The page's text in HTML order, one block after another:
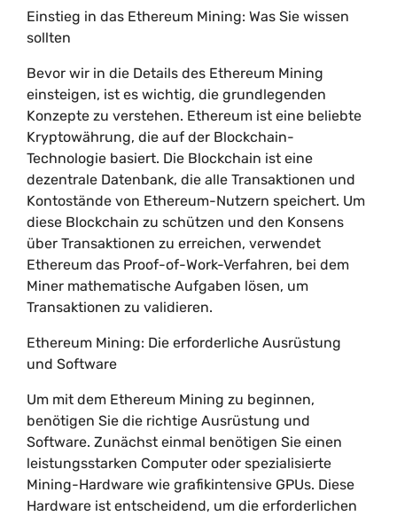
Einstieg in das Ethereum Mining: Was Sie wissen
sollten
Bevor wir in die Details des Ethereum Mining
einsteigen, ist es wichtig, die grundlegenden
Konzepte zu verstehen. Ethereum ist eine beliebte
Kryptowährung, die auf der Blockchain-
Technologie basiert. Die Blockchain ist eine
dezentrale Datenbank, die alle Transaktionen und
Kontostände von Ethereum-Nutzern speichert. Um
diese Blockchain zu schützen und den Konsens
über Transaktionen zu erreichen, verwendet
Ethereum das Proof-of-Work-Verfahren, bei dem
Miner mathematische Aufgaben lösen, um
Transaktionen zu validieren.
Ethereum Mining: Die erforderliche Ausrüstung
und Software
Um mit dem Ethereum Mining zu beginnen,
benötigen Sie die richtige Ausrüstung und
Software. Zunächst einmal benötigen Sie einen
leistungsstarken Computer oder spezialisierte
Mining-Hardware wie grafikintensive GPUs. Diese
Hardware ist entscheidend, um die erforderlichen